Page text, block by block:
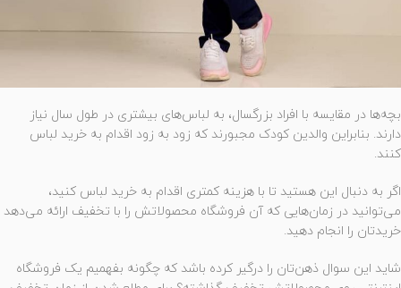
بچه‌ها در مقایسه با افراد بزرگسال، به لباس‌های بیشتری در طول سال نیاز
دارند. بنابراین والدین کودک مجبورند که زود به زود اقدام به خرید لباس
کنند.
اگر به دنبال این هستید تا با هزینه کمتری اقدام به خرید لباس کنید،
می‌توانید در زمان‌هایی که آن فروشگاه محصولاتش را با تخفیف ارائه می‌دهد
خریدتان را انجام دهید.
شاید این سوال ذهن‌تان را درگیر کرده باشد که چگونه بفهمیم یک فروشگاه